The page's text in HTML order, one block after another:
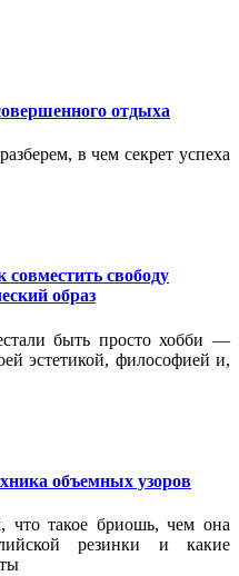
отдыха
в чем секрет успеха
свободу
образ
быть просто хобби —
эстетикой, философией и,
объемных узоров
что такое бриошь, чем она
резинки и какие